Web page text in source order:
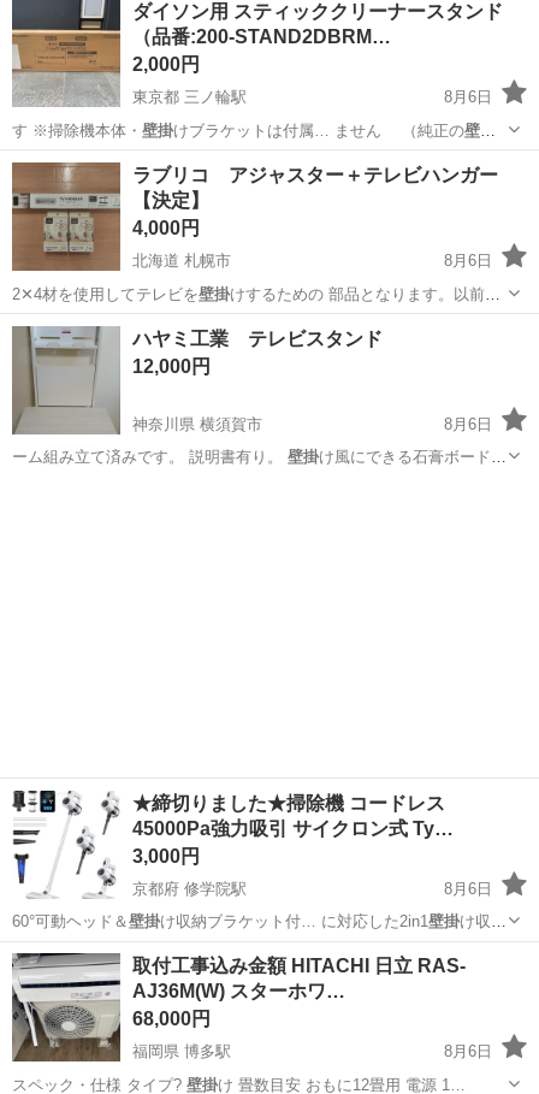
ダイソン用 スティッククリーナースタンド
（品番:200-STAND2DBRM…
2,000円
東京都 三ノ輪駅
8月6日
す ※掃除機本体・ 壁掛けブラケットは付属… ません （純正の壁掛
けブラケットを使っ…
東京 台東区 三ノ輪駅
ラブリコ アジャスター＋テレビハンガー
【決定】
4,000円
北海道 札幌市
8月6日
2✕4材を使用してテレビを壁掛けするための 部品となります。以前買
っ…
北海道 札幌市 その他
ハヤミ工業 テレビスタンド
12,000円
神奈川県 横須賀市
8月6日
ーム組み立て済みです。 説明書有り。 壁掛け風にできる石膏ボード壁
★締切りました★掃除機 コードレス
45000Pa強力吸引 サイクロン式 Ty…
3,000円
京都府 修学院駅
8月6日
60°可動ヘッド＆壁掛け収納ブラケット付… に対応した2in1壁掛け収納
ブラケットに… -C充電ケーブル、壁掛け収納ブラケット、…
京都 京都市 修学院駅 生活家電
取付工事込み金額 HITACHI 日立 RAS-
AJ36M(W) スターホワ…
68,000円
福岡県 博多駅
8月6日
スペック・仕様 タイプ? 壁掛け 畳数目安 おもに12畳用 電源 1…